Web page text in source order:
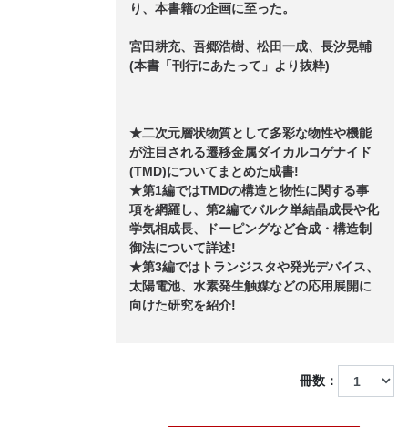
り、本書籍の企画に至った。
宮田耕充、吾郷浩樹、松田一成、長汐晃輔
(本書「刊行にあたって」より抜粋)
★二次元層状物質として多彩な物性や機能
が注目される遷移金属ダイカルコゲナイド
(TMD)についてまとめた成書!
★第1編ではTMDの構造と物性に関する事
項を網羅し、第2編でバルク単結晶成長や化
学気相成長、ドーピングなど合成・構造制
御法について詳述!
★第3編ではトランジスタや発光デバイス、
太陽電池、水素発生触媒などの応用展開に
向けた研究を紹介!
冊数：